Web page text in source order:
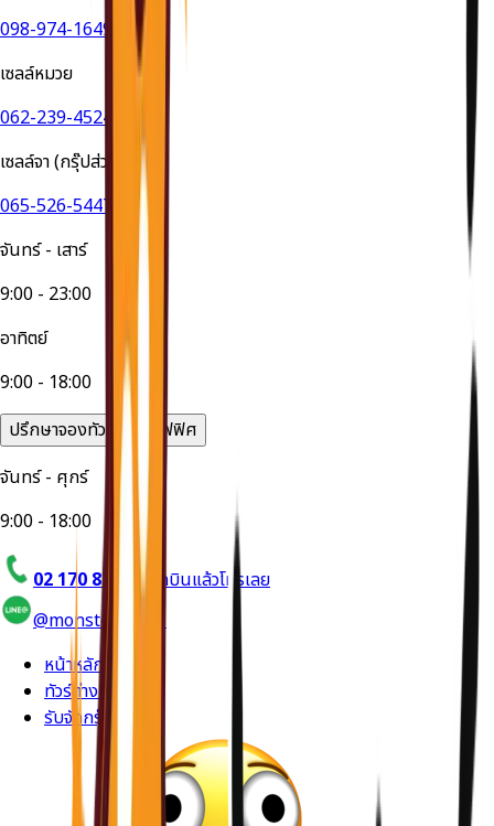
098-974-1649
เซลล์หมวย
062-239-4524
เซลล์จา (กรุ๊ปส่วนตัว)
065-526-5447
จันทร์ - เสาร์
9:00 - 23:00
อาทิตย์
9:00 - 18:00
ปรึกษาจองทัวร์ได้ที่ออฟฟิศ
จันทร์ - ศุกร์
9:00 - 18:00
02 170 8714
อยากบินแล้วโทรเลย
@monstertravel
หน้าหลัก
ทัวร์ต่างประเทศ
รับจัดกรุ๊ปส่วนตัว